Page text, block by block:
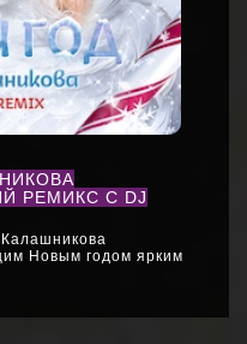
РЕМИКС С DJ
Новым годом ярким